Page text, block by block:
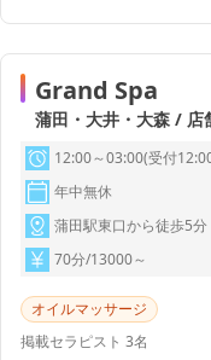
Grand Spa
蒲田・大井・大森 / 店
12:00～03:00(受付
年中無休
蒲田駅東口から徒歩5分
70分/13000～
オイルマッサージ
掲載セラピスト 3名